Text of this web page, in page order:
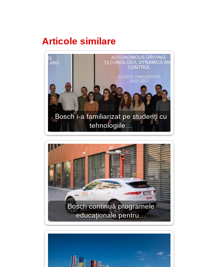
Articole similare
Bosch i-a familiarizat pe studenţi cu
tehnologiile…
Bosch continuă programele
educaţionale pentru…